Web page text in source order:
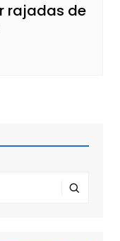
rajadas de